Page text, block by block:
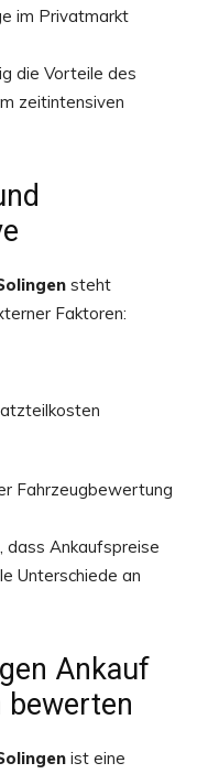
im Privatmarkt
die Vorteile des
zeitintensiven
steht
Faktoren:
Fahrzeugbewertung
dass Ankaufspreise
Unterschiede an
Ankauf
bewerten
ist eine